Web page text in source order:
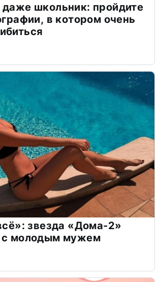
даже школьник: пройдите
в котором очень
звезда «Дома-2»
с молодым мужем